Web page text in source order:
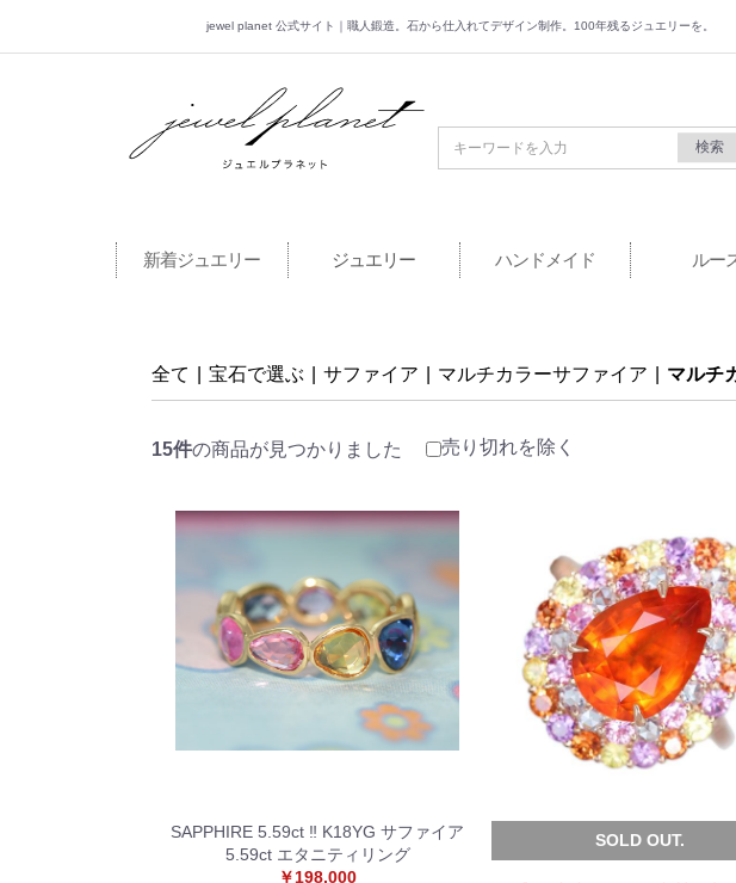
jewel planet 公式サイト｜職人鍛造。石から仕入れてデザイン制作。100年残るジュエリーを。
jewel planet 公式サイト
検索
新着ジュエリー ジュエリー ハンドメイド ルー
全て 宝石で選ぶ サファイア マルチカラーサファイア マルチ
15件の商品が見つかりました 売り切れを除く
SAPPHIRE 5.59ct ‼︎ K18YG サファイア
5.59ct エタニティリング
￥198,000
SOLD OUT.